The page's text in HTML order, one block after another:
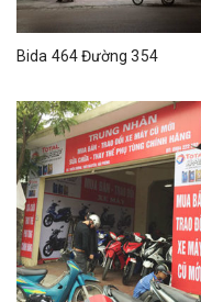
Bida 464 Đường 354